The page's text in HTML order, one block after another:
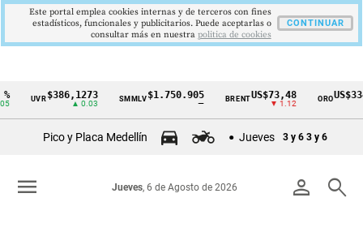
Cintillo
Colombia
UVR$386,1273
▲ 0.03
SMMLV $1.750.905 BRENTUS$73,48
▼ 1.12
ORO
Pico y Placa Medellín Jueves 3 y 6 3 y 6
person search
Jueves, 6 de Agosto de 2026
menu
Este portal emplea cookies internas y de terceros con fines
estadísticos, funcionales y publicitarios. Puede aceptarlas o
consultar más en nuestra politica de cookies
CONTINUAR